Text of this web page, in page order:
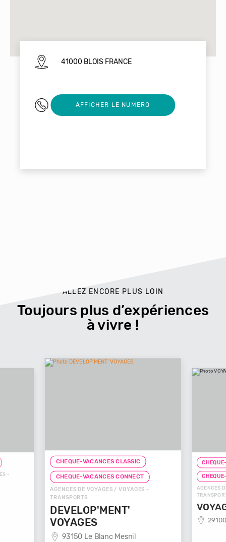
41000 BLOIS FRANCE
02 54 56 07 73
AFFICHER LE NUMERO
ALLEZ ENCORE PLUS LOIN
Toujours plus d’expériences
à vivre !
-
CHEQUE-VACANCES CLASSIC
CHEQUE-VACANCES CONNECT
AGENCES DE VOYAGES / VOYAGES -
TRANSPORTS
DEVELOP'MENT'
VOYAGES
93150 Le Blanc Mesnil
AGENCES